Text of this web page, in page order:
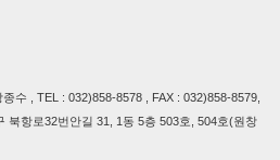
수 , TEL : 032)858-8578 , FAX : 032)858-8579,
북항로32번안길 31, 1동 5층 503호, 504호(원창